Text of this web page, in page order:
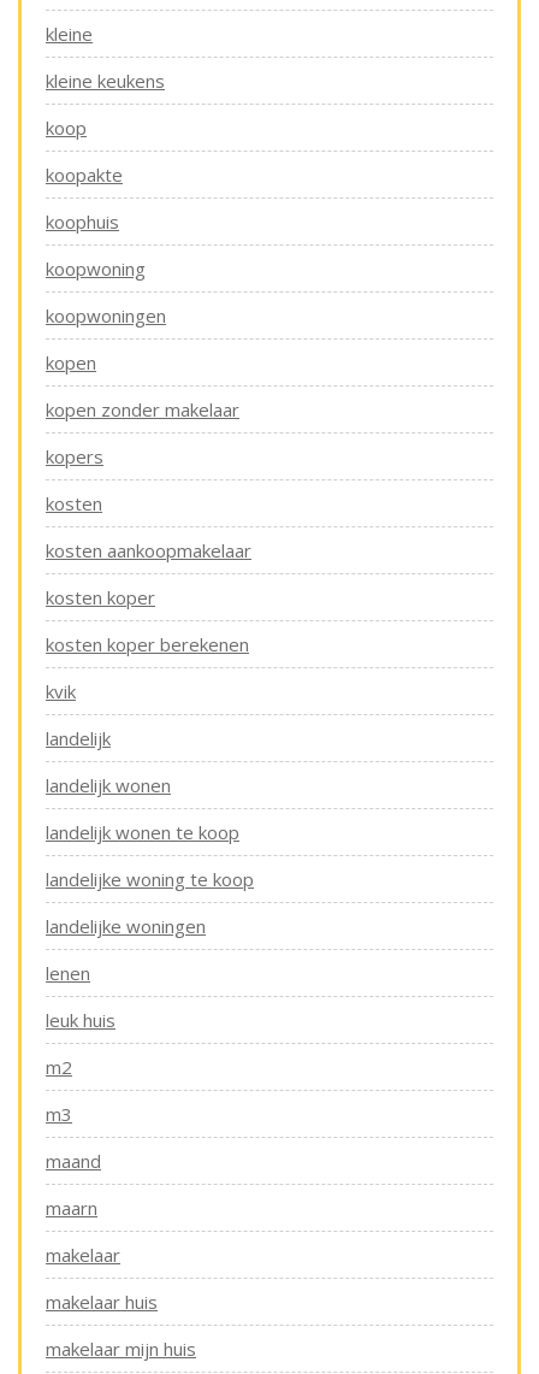
kleine
kleine keukens
koop
koopakte
koophuis
koopwoning
koopwoningen
kopen
kopen zonder makelaar
kopers
kosten
kosten aankoopmakelaar
kosten koper
kosten koper berekenen
kvik
landelijk
landelijk wonen
landelijk wonen te koop
landelijke woning te koop
landelijke woningen
lenen
leuk huis
m2
m3
maand
maarn
makelaar
makelaar huis
makelaar mijn huis